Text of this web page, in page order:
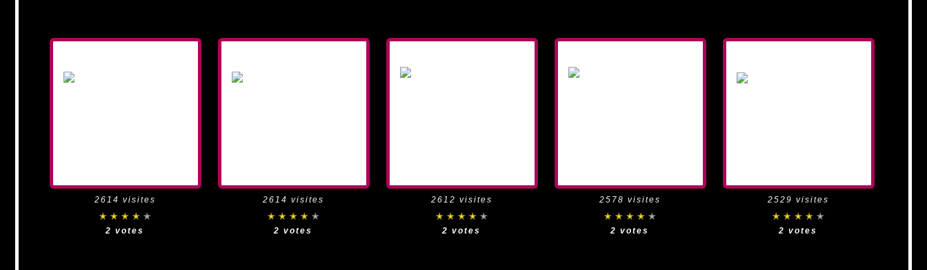
2614 visites
2 votes
2614 visites
2 votes
2612 visites
2 votes
2578 visites
2 votes
2529 visites
2 votes